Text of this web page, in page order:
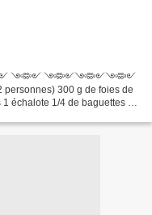
༺༻ ༺༻ ༺༻༺༻༺༻
300 g de foies de
échalote 1/4 de baguettes 2